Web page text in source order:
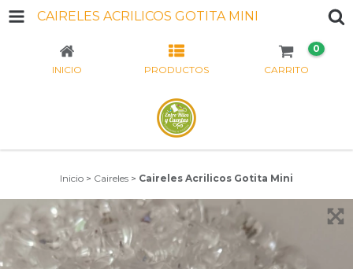
CAIRELES ACRILICOS GOTITA MINI
INICIO PRODUCTOS CARRITO
0
Inicio > Caireles > Caireles Acrilicos Gotita Mini